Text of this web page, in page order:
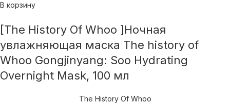
В корзину
[The History Of Whoo ]Ночная
увлажняющая маска The history of
Whoo Gongjinyang: Soo Hydrating
Overnight Mask, 100 мл
The History Of Whoo